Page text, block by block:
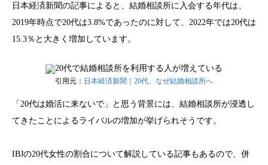
日本経済新聞の記事によると、結婚相談所に入会する年代は、
2019年時点で20代は3.8%であったのに対して、2022年では20代は
15.3％と大きく増加しています。
引用元： 日本経済新聞｜20代、なぜ結婚相談所へ
「20代は婚活に来ないで」と思う背景には、結婚相談所が浸透し
てきたことによるライバルの増加が挙げられそうです。
IBJの20代女性の割合について解説している記事もあるので、併